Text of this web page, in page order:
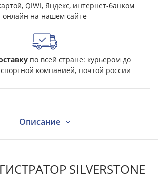
QIWI, Яндекс, интернет-банком
онлайн на нашем сайте
по всей стране: курьером до
компанией, почтой россии
Описание
SILVERSTONE